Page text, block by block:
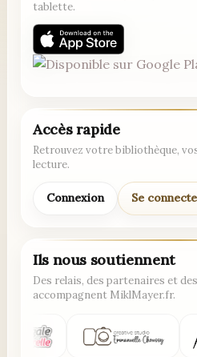
tablette.
Accès rapide
Retrouvez votre bibliothèque,
lecture.
Connexion Se
Ils nous soutiennent
Des relais, des partenaires et
accompagnent MiklMayer.fr.